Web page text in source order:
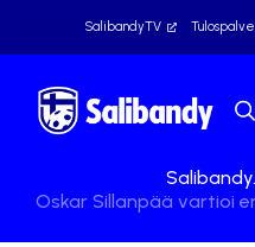
SalibandyTV
Oskar Sillanpää vartioi